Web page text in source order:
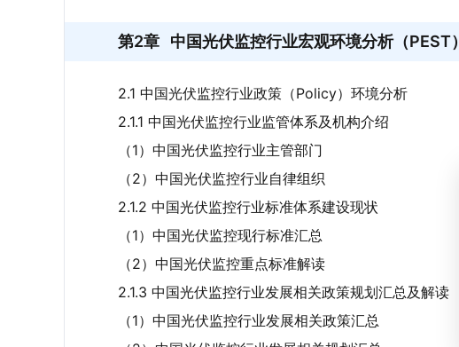
第2章 中国光伏监控行业宏观环境分析（PEST）
2.1 中国光伏监控行业政策（Policy）环境分析
2.1.1 中国光伏监控行业监管体系及机构介绍
（1）中国光伏监控行业主管部门
（2）中国光伏监控行业自律组织
2.1.2 中国光伏监控行业标准体系建设现状
（1）中国光伏监控现行标准汇总
（2）中国光伏监控重点标准解读
2.1.3 中国光伏监控行业发展相关政策规划汇总及解读
（1）中国光伏监控行业发展相关政策汇总